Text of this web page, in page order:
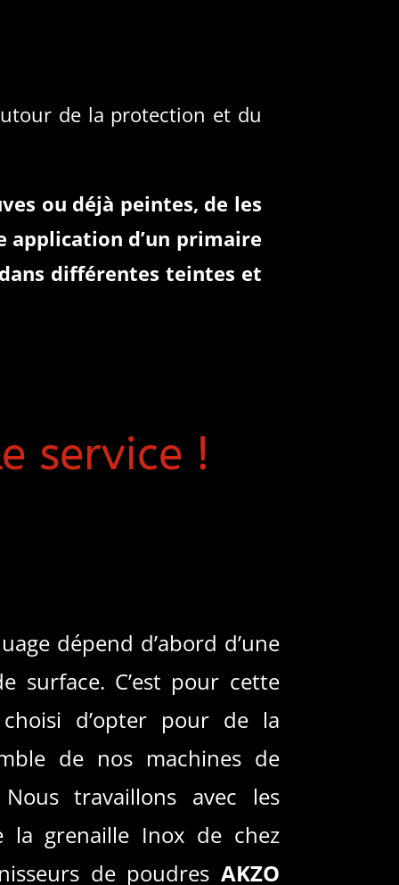
de la protection et du
ou déjà peintes, de les
d’un primaire
différentes teintes et
service !
dépend d’abord d’une
surface. C’est pour cette
d’opter pour de la
de nos machines de
travaillons avec les
la grenaille Inox de chez
de poudres AKZO